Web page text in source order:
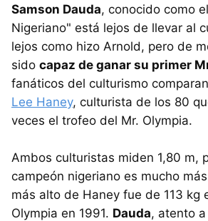
Samson Dauda, conocido como
Nigeriano" está lejos de llevar al
lejos como hizo Arnold, pero de
sido capaz de ganar su primer
fanáticos del culturismo
Lee Haney, culturista de los 80
veces el trofeo del Mr. Olympia.
Ambos culturistas miden 1,80 m,
campeón nigeriano es mucho
más alto de Haney fue de 113 kg
Olympia en 1991. Dauda, atento